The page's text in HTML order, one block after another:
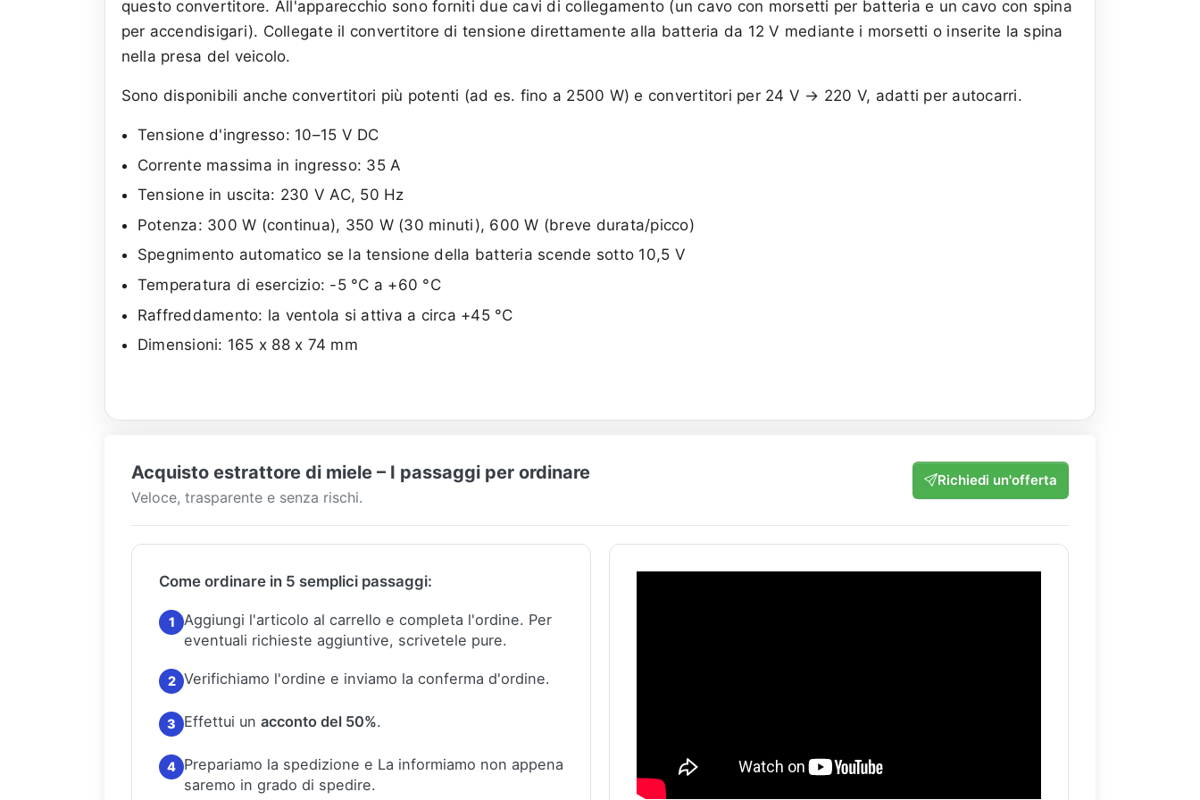
questo convertitore. All'apparecchio sono forniti due cavi di collegamento (un cavo con morsetti per batteria e un cavo con spina
per accendisigari). Collegate il convertitore di tensione direttamente alla batteria da 12 V mediante i morsetti o inserite la spina
nella presa del veicolo.
Sono disponibili anche convertitori più potenti (ad es. fino a 2500 W) e convertitori per 24 V → 220 V, adatti per autocarri.
Tensione d'ingresso: 10–15 V DC
Corrente massima in ingresso: 35 A
Tensione in uscita: 230 V AC, 50 Hz
Potenza: 300 W (continua), 350 W (30 minuti), 600 W (breve durata/picco)
Spegnimento automatico se la tensione della batteria scende sotto 10,5 V
Temperatura di esercizio: -5 °C a +60 °C
Raffreddamento: la ventola si attiva a circa +45 °C
Dimensioni: 165 x 88 x 74 mm
Acquisto estrattore di miele – I passaggi per ordinare
Veloce, trasparente e senza rischi.
Richiedi un'offerta
Come ordinare in 5 semplici passaggi:
1 Aggiungi l'articolo al carrello e completa l'ordine. Per
eventuali richieste aggiuntive, scrivetele pure.
2 Verifichiamo l'ordine e inviamo la conferma d'ordine.
3 Effettui un acconto del 50%.
4 Prepariamo la spedizione e La informiamo non appena
saremo in grado di spedire.